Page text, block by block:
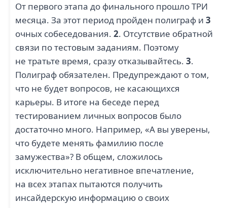
От первого этапа до финального прошло ТРИ
месяца. За этот период пройден полиграф и 3
очных собеседования. 2. Отсутствие обратной
связи по тестовым заданиям. Поэтому
не тратьте время, сразу отказывайтесь. 3.
Полиграф обязателен. Предупреждают о том,
что не будет вопросов, не касающихся
карьеры. В итоге на беседе перед
тестированием личных вопросов было
достаточно много. Например, «А вы уверены,
что будете менять фамилию после
замужества»? В общем, сложилось
исключительно негативное впечатление,
на всех этапах пытаются получить
инсайдерскую информацию о своих